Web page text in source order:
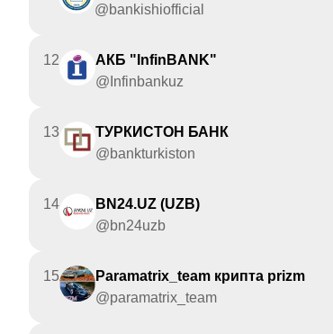
@bankishiofficial
12
АКБ "InfinBANK"
@Infinbankuz
13
ТУРКИСТОН БАНК
@bankturkiston
14
BN24.UZ (UZB)
@bn24uzb
15
Paramatrix_team крипта prizm
@paramatrix_team